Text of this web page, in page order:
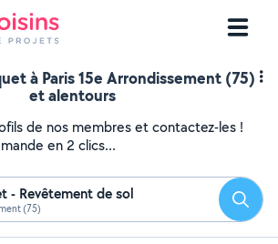
à Paris 15e Arrondissement (75)
et alentours
de nos membres et contactez-les !
en 2 clics...
- Revêtement de sol
(75)